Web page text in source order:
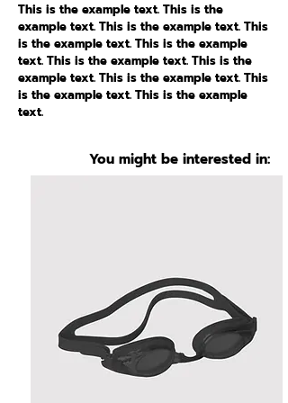
This is the example text. This is the
example text. This is the example text. This
is the example text. This is the example
text. This is the example text. This is the
example text. This is the example text. This
is the example text. This is the example
text.
You might be interested in: